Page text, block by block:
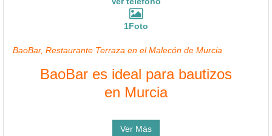
1Foto
BaoBar, Restaurante Terraza en el Malecón de Murcia
BaoBar es ideal para bautizos
en Murcia
Ver Más